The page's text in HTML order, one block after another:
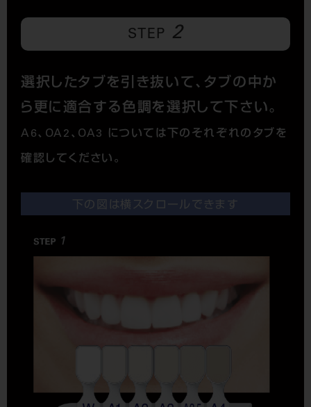
STEP 2
選択したタブを引き抜いて、タブの中か
ら更に適合する色調を選択して下さい。
A6、OA2、OA3 については下のそれぞれのタブを
確認してください。
下の図は横スクロールできます